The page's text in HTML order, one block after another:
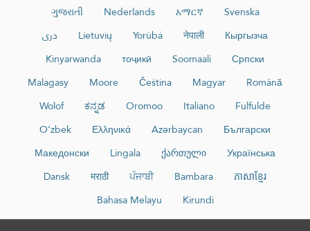
Svenska
አማርኛ
Nederlands
ગુજરાતી
Кыргызча
नेपाली
Yorùbá
Lietuvių
دری
Српски
Soomaali
тоҷикӣ
Kinyarwanda
Română
Magyar
Čeština
Moore
Malagasy
Fulfulde
Italiano
Oromoo
ಕನ್ನಡ
Wolof
Български
Azərbaycan
Ελληνικά
O‘zbek
Українська
ქართული
Lingala
Македонски
ភាសាខ្មែរ
Bambara
ਪੰਜਾਬੀ
मराठी
Dansk
Kirundi
Bahasa Melayu